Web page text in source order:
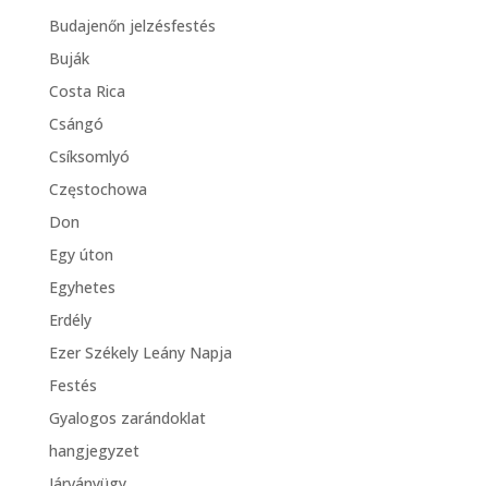
Budajenőn jelzésfestés
Buják
Costa Rica
Csángó
Csíksomlyó
Częstochowa
Don
Egy úton
Egyhetes
Erdély
Ezer Székely Leány Napja
Festés
Gyalogos zarándoklat
hangjegyzet